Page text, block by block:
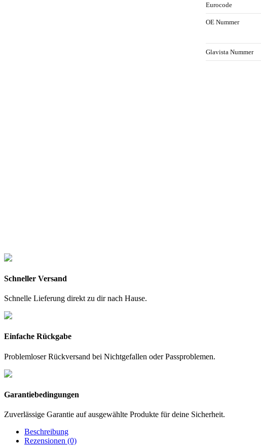
Eurocode
OE Nummer
Glavista Nummer
Schneller Versand
Schnelle Lieferung direkt zu dir nach Hause.
Einfache Rückgabe
Problemloser Rückversand bei Nichtgefallen oder Passproblemen.
Garantiebedingungen
Zuverlässige Garantie auf ausgewählte Produkte für deine Sicherheit.
Beschreibung
Rezensionen (0)